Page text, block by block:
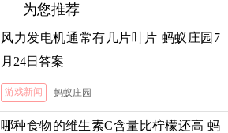
为您推荐
风力发电机通常有几片叶片 蚂蚁庄园7
月24日答案
游戏新闻 蚂蚁庄园
哪种食物的维生素C含量比柠檬还高 蚂